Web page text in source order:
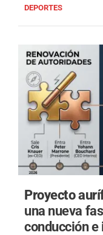
DEPORTES
Proyecto
una nueva
conducción